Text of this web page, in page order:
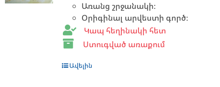
Առանց շրջանակի։
Օրիգինալ արվեստի գործ։
Կապ հեղինակի հետ
Ստուգված առաքում
Ավելին